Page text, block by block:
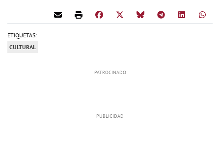
ETIQUETAS:
CULTURAL